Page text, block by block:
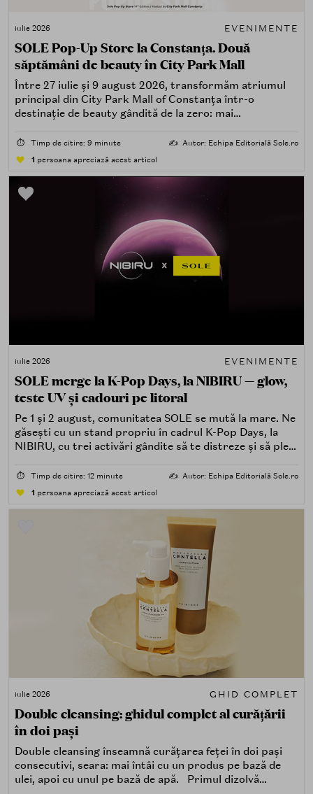
iulie 2026 EVENIMENTE
SOLE Pop-Up Store la Constanța. Două
săptămâni de beauty în City Park Mall
Între 27 iulie și 9 august 2026, transformăm atriumul
principal din City Park Mall of Constanța într-o
destinație de beauty gândită de la zero: mai
care îți place, de fapt, să descoperi produse — testând,
atingând, comparând, întrebând.
⏱️ Timp de citire: 9 minute ✍️ Autor: Echipa Editorială Sole.ro
1 persoana apreciază acest articol
iulie 2026 EVENIMENTE
SOLE merge la K-Pop Days, la NIBIRU — glow,
teste UV și cadouri pe litoral
Pe 1 și 2 august, comunitatea SOLE se mută la mare. Ne
găsești cu un stand propriu în cadrul K-Pop Days, la
NIBIRU, cu trei activări gândite să te distreze și să pleci
⏱️ Timp de citire: 12 minute ✍️ Autor: Echipa Editorială Sole.ro
1 persoana apreciază acest articol
iulie 2026 GHID COMPLET
Double cleansing: ghidul complet al curățării
în doi pași
Double cleansing înseamnă curățarea feței în doi pași
consecutivi, seara: mai întâi cu un produs pe bază de
ulei, apoi cu unul pe bază de apă. Primul dizolvă